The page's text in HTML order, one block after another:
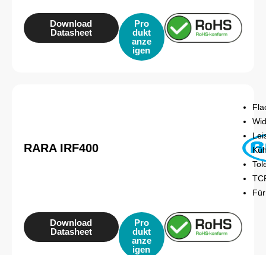
Pro
dukt
anze
igen
Download
Datasheet
RARA IRF400
Pro
dukt
anze
igen
Download
Datasheet